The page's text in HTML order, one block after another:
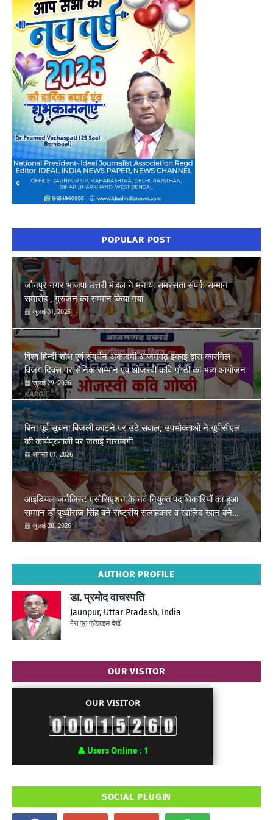
POPULAR POST
जौनपुर नगर भाजपा उत्तरी मंडल ने मनाया समरसता संपर्क सम्मान
समारोह , गुरुजन का सम्मान किया गया
जुलाई 31, 2026
विश्व हिन्दी शोध एवं संवर्धन अकादमी आजमगढ़ इकाई द्वारा कारगिल
विजय दिवस पर सैनिक सम्मान एवं ओजस्वी कवि गोष्ठी का भव्य आयोजन
जुलाई 29, 2026
बिना पूर्व सूचना बिजली काटने पर उठे सवाल, उपभोक्ताओं ने यूपीसीएल
की कार्यप्रणाली पर जताई नाराजगी
अगस्त 01, 2026
आइडियल जर्नलिस्ट एसोसिएशन के नव नियुक्त पदाधिकारियों का हुआ
सम्मान डॉ पृथ्वीराज सिंह बने राष्ट्रीय सलाहकार व खालिद खान बने
तहसील ईकाई फूलपुर अध्यक्ष
जुलाई 28, 2026
AUTHOR PROFILE
डा. प्रमोद वाचस्पति
Jaunpur, Uttar Pradesh, India
मेरा पूरा प्रोफ़ाइल देखें
OUR VISITOR
OUR VISITOR
👤 Users Online : 1
SOCIAL PLUGIN